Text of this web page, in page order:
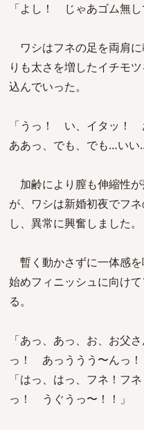
「よし！ じゃあゴム無し
ワシはフネの足を両肩
りも太さを増したイチモ
込んでいった。
「うっ！ い、イタッ！
ああっ、でも、でも…いい
加齢により膣も伸縮性
が、ワシは新婚初夜でフ
し、異常に興奮しました。
暫く動かさずに一体感
始めフィニッシュに向け
る。
「あっ、あっ、お、お
っ！ あっううう〜んっ！
「はっ、はっ、フネ！フ
っ！ うぐうっ〜！！」